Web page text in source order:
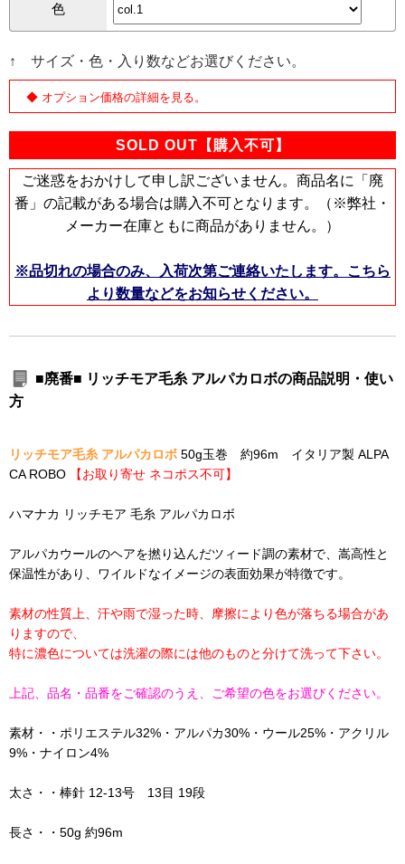
色
↑ サイズ・色・入り数などお選びください。
◆ オプション価格の詳細を見る。
SOLD OUT【購入不可】
ご迷惑をおかけして申し訳ございません。商品名に「廃
番」の記載がある場合は購入不可となります。（※弊社・
メーカー在庫ともに商品がありません。）
※品切れの場合のみ、入荷次第ご連絡いたします。こちら
より数量などをお知らせください。
■廃番■ リッチモア毛糸 アルパカロボの商品説明・使い
方
リッチモア毛糸 アルパカロボ 50g玉巻 約96m イタリア製 ALPA
CA ROBO
【お取り寄せ ネコポス不可】
ハマナカ リッチモア 毛糸 アルパカロボ
アルパカウールのヘアを撚り込んだツィード調の素材で、嵩高性と
保温性があり、ワイルドなイメージの表面効果が特徴です。
素材の性質上、汗や雨で湿った時、摩擦により色が落ちる場合があ
りますので、
特に濃色については洗濯の際には他のものと分けて洗って下さい。
上記、品名・品番をご確認のうえ、ご希望の色をお選びください。
素材・・ポリエステル32%・アルパカ30%・ウール25%・アクリル
9%・ナイロン4%
太さ・・棒針 12-13号 13目 19段
長さ・・50g 約96m